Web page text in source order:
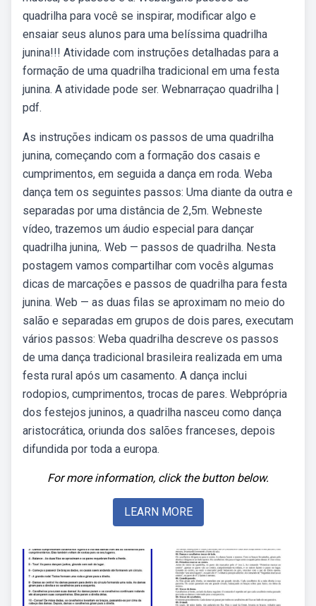
quadrilha para você se inspirar, modificar algo e
ensaiar seus alunos para uma belíssima quadrilha
junina!!! Atividade com instruções detalhadas para a
formação de uma quadrilha tradicional em uma festa
junina. A atividade pode ser. Webnarraçao quadrilha |
pdf.
As instruções indicam os passos de uma quadrilha
junina, começando com a formação dos casais e
cumprimentos, em seguida a dança em roda. Weba
dança tem os seguintes passos: Uma diante da outra e
separadas por uma distância de 2,5m. Webneste
vídeo, trazemos um áudio especial para dançar
quadrilha junina,. Web — passos de quadrilha. Nesta
postagem vamos compartilhar com vocês algumas
dicas de marcações e passos de quadrilha para festa
junina. Web — as duas filas se aproximam no meio do
salão e separadas em grupos de dois pares, executam
vários passos: Weba quadrilha descreve os passos
de uma dança tradicional brasileira realizada em uma
festa rural após um casamento. A dança inclui
rodopios, cumprimentos, trocas de pares. Webprópria
dos festejos juninos, a quadrilha nasceu como dança
aristocrática, oriunda dos salões franceses, depois
difundida por toda a europa.
For more information, click the button below.
LEARN MORE